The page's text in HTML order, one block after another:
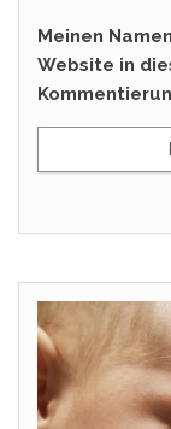
Meinen
Website in